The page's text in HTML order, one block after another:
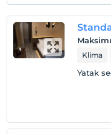
uzakliktadir.
En erken saat 14:00
Klima
Yatak